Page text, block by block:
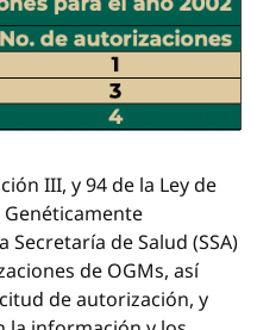
III, y 94 de la Ley de
de Salud (SSA)
de OGMs, así
de autorización, y